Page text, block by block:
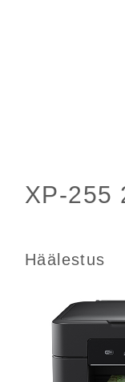
Häälestus